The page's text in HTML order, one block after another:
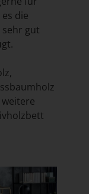
die
gut